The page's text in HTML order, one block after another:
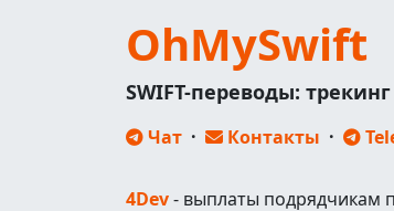
OhMySwift
SWIFT-переводы:
Чат · Контакты ·
4Dev- выплаты подрядчикам